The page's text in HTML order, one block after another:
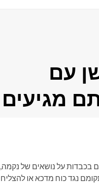
עם
מגיעים
בכבדות על נושאים של נקמה,
נגד כוח מדכא או להצליח